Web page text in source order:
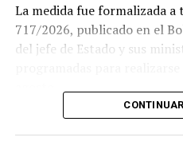
Si se concreta, la visita del
fútbol argentino.
El Papa llegará a la
La medida fue formalizada a
717/2026, publicado en el
del jefe de Estado y sus